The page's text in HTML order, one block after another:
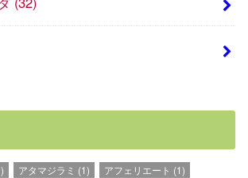
アタマジラミ (1) アフェリエート (1)